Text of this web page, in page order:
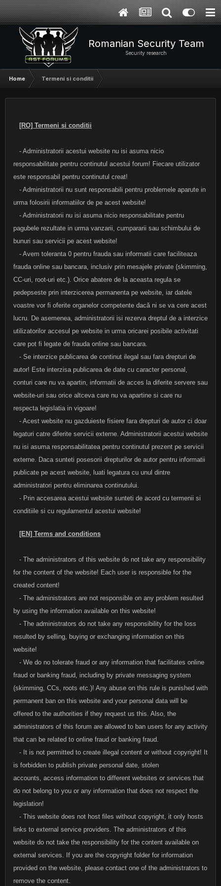
Romanian Security Team
Security research
Home Termeni si conditii
[RO] Termeni si conditii
- Administratorii acestui website nu isi asuma nicio
responsabilitate pentru continutul acestui forum! Fiecare utilizator
este responsabil pentru continutul creat!
- Administratorii nu sunt responsabili pentru problemele aparute in
urma folosirii informatiilor de pe acest website!
- Administratorii nu isi asuma nicio responsabilitate pentru
pagubele rezultate in urma vanzarii, cumpararii sau schimbului de
bunuri sau servicii pe acest website!
- Avem toleranta 0 pentru frauda sau informatii care faciliteaza
frauda online sau bancara, inclusiv prin mesajele private (skimming,
CC-uri, root-uri etc.). Orice abatere de la aceasta regula se
pedepseste prin interzicerea permanenta pe website, iar datele
voastre vor fi oferite organelor competente dacă ni se va cere acest
lucru. De asemenea, administratorii isi rezerva dreptul de a interzice
utilizatorilor accesul pe website in urma oricarei posibile activitati
care pot fi legate de frauda online sau bancara.
- Se interzice publicarea de continut ilegal sau fara drepturi de
autor! Este interzisa publicarea de date cu caracter personal,
conturi care nu va apartin, informatii de acces la diferite servere sau
website-uri sau orice altceva care nu va apartine si care nu
respecta legislatia in vigoare!
- Acest website nu gazduieste fisiere fara drepturi de autor ci doar
legaturi catre diferite servicii externe. Administratorii acestui website
nu isi asuma responsabilitatea pentru continutul prezent pe servicii
externe. Daca sunteti posesorii drepturilor de autor pentru informatii
publicate pe acest website, luati legatura cu unul dintre
administratori pentru eliminarea continutului.
- Prin accesarea acestui website sunteti de acord cu termenii si
conditiile si cu regulamentul acestui website!
[EN] Terms and conditions
- The administrators of this website do not take any responsibility
for the content of the website! Each user is responsible for the
created content!
- The administrators are not responsible on any problem resulted
by using the information available on this website!
- The administrators do not take any responsibility for the loss
resulted by selling, buying or exchanging information on this
website!
- We do no tolerate fraud or any information that facilitates online
fraud or banking fraud, including by private messaging system
(skimming, CCs, roots etc.)! Any abuse on this rule is punished with
permanent ban on this website and your personal data will be
offered to the authorities if they request us this. Also, the
administrators of this forum are allowed to ban users for any activity
that can be related to online fraud or banking fraud.
- It is not permitted to create illegal content or without copyright! It
is forbidden to publish private personal date, stolen
accounts, access information to different websites or services that
do not belong to you or any information that does not respect the
legislation!
- This website does not host files without copyright, it only hosts
links to external service providers. The administrators of this
website do not take the responsibility for the content available on
external services. If you are the copyright folder for information
provided on the website, please contact one of the administrators to
remove the content.